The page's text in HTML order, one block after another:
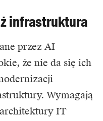
infrastruktura
przez AI
że nie da się ich
Wymagają
IT